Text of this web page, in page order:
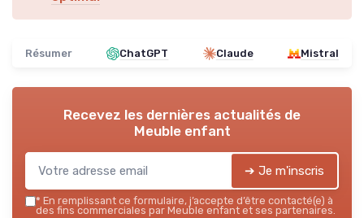
Résumer ChatGPT Claude Mistral
Recevez les dernières actualités de
Meuble enfant
➔ Je m'inscris
* En remplissant ce formulaire, j’accepte d’être contacté(e) à
des fins commerciales par Meuble enfant et ses partenaires.